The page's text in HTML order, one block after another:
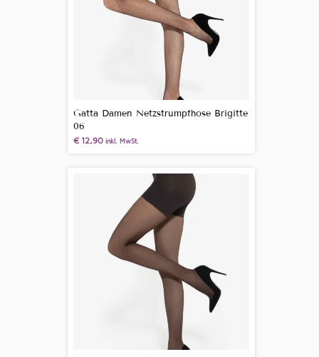
Gatta Damen Netzstrumpfhose Brigitte
06
€12,90 inkl. MwSt.